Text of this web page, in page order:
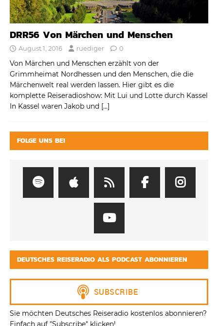
DRR56 Von Märchen und Menschen
August 1, 2016 ruediger 0
Von Märchen und Menschen erzählt von der
Grimmheimat Nordhessen und den Menschen, die die
Märchenwelt real werden lassen. Hier gibt es die
komplette Reiseradioshow: Mit Lui und Lotte durch Kassel
In Kassel waren Jakob und […]
FOLGE UNS BEI
DEUTSCHES REISERADIO ALS PODCAST ABONNIEREN
Sie möchten Deutsches Reiseradio kostenlos abonnieren?
Einfach auf "Subscribe" klicken!